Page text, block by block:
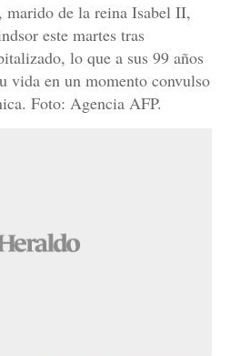
de la reina Isabel II,
este martes tras
lo que a sus 99 años
vida en un momento convulso
Foto: Agencia AFP.